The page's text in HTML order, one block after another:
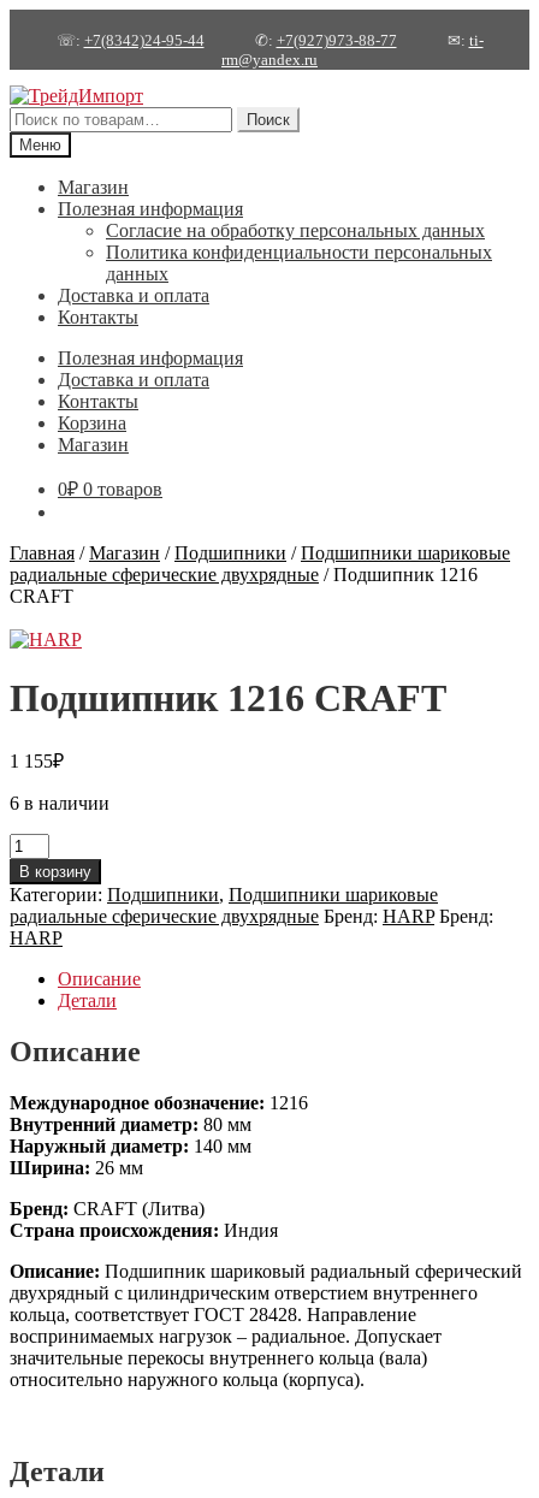
☏: +7(8342)24-95-44✆: +7(927)973-88-77 ✉: ti-
rm@yandex.ru
Перейти
к
навигации
Перейти
к
содержимому
Искать:
Поиск
Меню
Магазин
Полезная информация
Согласие на обработку персональных данных
Политика конфиденциальности персональных
данных
Доставка и оплата
Контакты
Полезная информация
Доставка и оплата
Контакты
Корзина
Магазин
0₽ 0 товаров
Главная /Магазин /Подшипники /Подшипники шариковые
радиальные сферические двухрядные /Подшипник 1216
CRAFT
Подшипник 1216 CRAFT
1 155₽
6 в наличии
Количество
товара
Подшипник
1216
CRAFT
В корзину
Категории: Подшипники, Подшипники шариковые
радиальные сферические двухрядные Бренд: HARP Бренд:
HARP
Описание
Детали
Описание
Международное обозначение: 1216
Внутренний диаметр: 80 мм
Наружный диаметр: 140 мм
Ширина: 26 мм
Бренд: CRAFT (Литва)
Страна происхождения: Индия
Описание: Подшипник шариковый радиальный сферический
двухрядный с цилиндрическим отверстием внутреннего
кольца, соответствует ГОСТ 28428. Направление
воспринимаемых нагрузок – радиальное. Допускает
значительные перекосы внутреннего кольца (вала)
относительно наружного кольца (корпуса).
Детали